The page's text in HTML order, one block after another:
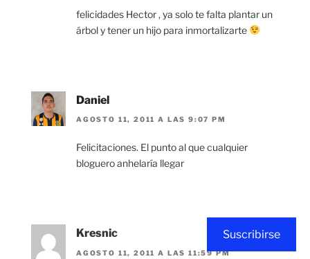
felicidades Hector , ya solo te falta plantar un
árbol y tener un hijo para inmortalizarte
Daniel
AGOSTO 11, 2011 A LAS 9:07 PM
Felicitaciones. El punto al que cualquier
bloguero anhelaría llegar
Kresnic
AGOSTO 11, 2011 A LAS 11:59 PM
Suscribirse